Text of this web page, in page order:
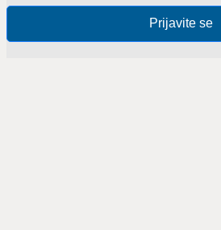
Prijavite se